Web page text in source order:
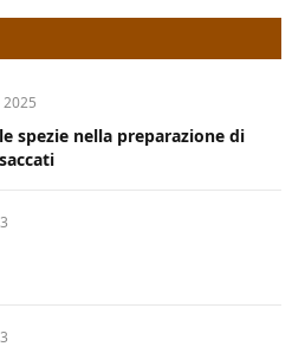
spezie nella preparazione di